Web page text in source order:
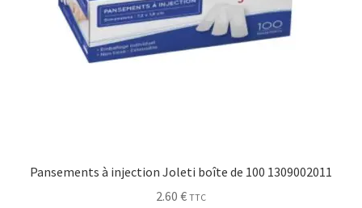
Pansements à injection Joleti boîte de 100 1309002011
2.60 € TTC